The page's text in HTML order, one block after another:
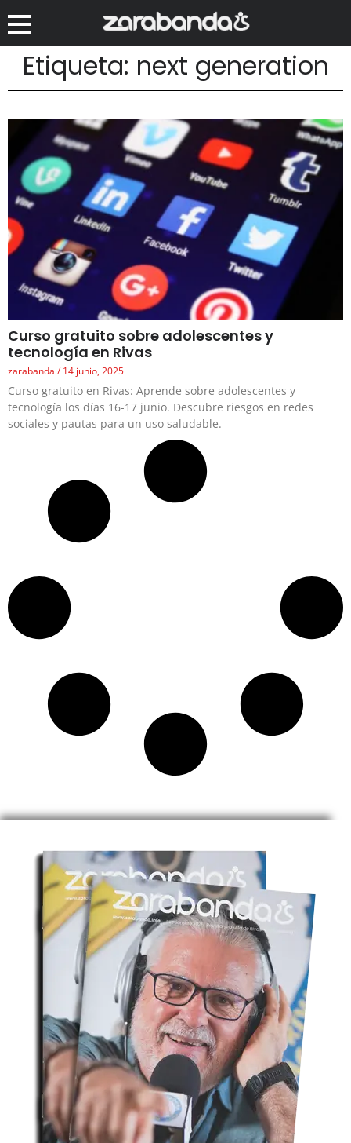
Etiqueta: next generation
Curso gratuito sobre adolescentes y
tecnología en Rivas
zarabanda 14 junio, 2025
Curso gratuito en Rivas: Aprende sobre adolescentes y
tecnología los días 16-17 junio. Descubre riesgos en redes
sociales y pautas para un uso saludable.